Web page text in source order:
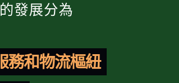
發展分為
務和物流樞紐